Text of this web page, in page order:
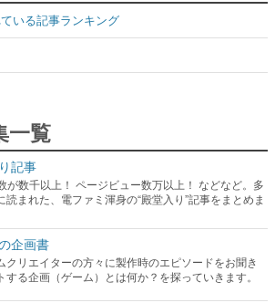
いる記事ランキング
一覧
記事
が数千以上！ ページビュー数万以上！ などなど。多
読まれた、電ファミ渾身の“殿堂入り”記事をまとめま
企画書
クリエイターの方々に製作時のエピソードをお聞き
する企画（ゲーム）とは何か？を探っていきます。